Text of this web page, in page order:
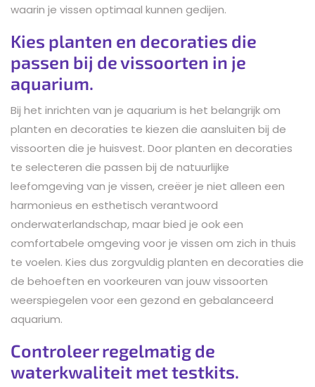
waarin je vissen optimaal kunnen gedijen.
Kies planten en decoraties die
passen bij de vissoorten in je
aquarium.
Bij het inrichten van je aquarium is het belangrijk om
planten en decoraties te kiezen die aansluiten bij de
vissoorten die je huisvest. Door planten en decoraties
te selecteren die passen bij de natuurlijke
leefomgeving van je vissen, creëer je niet alleen een
harmonieus en esthetisch verantwoord
onderwaterlandschap, maar bied je ook een
comfortabele omgeving voor je vissen om zich in thuis
te voelen. Kies dus zorgvuldig planten en decoraties die
de behoeften en voorkeuren van jouw vissoorten
weerspiegelen voor een gezond en gebalanceerd
aquarium.
Controleer regelmatig de
waterkwaliteit met testkits.